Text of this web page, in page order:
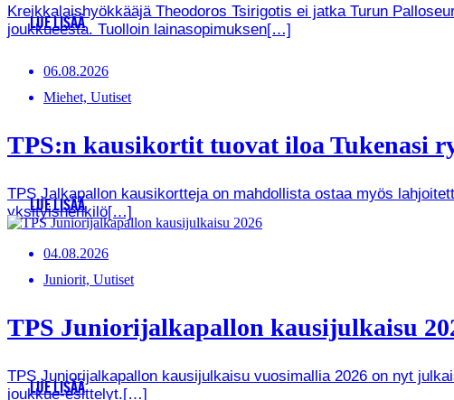
Kreikkalaishyökkääjä Theodoros Tsirigotis ei jatka Turun
joukkueesta. Tuolloin lainasopimuksen[…]
LUE LISÄÄ
06.08.2026
Miehet, Uutiset
TPS:n kausikortit tuovat iloa Tukenasi
TPS Jalkapallon kausikortteja on mahdollista ostaa myös
yksityishenkilö[…]
LUE LISÄÄ
04.08.2026
Juniorit, Uutiset
TPS Juniorijalkapallon kausijulkaisu
TPS Juniorijalkapallon kausijulkaisu vuosimallia 2026 on nyt
joukkue-esittelyt.[…]
LUE LISÄÄ